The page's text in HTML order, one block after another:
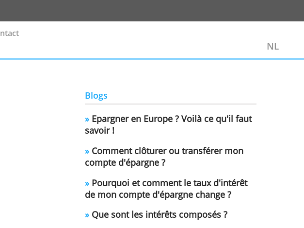
Q&A
Blogs
savoir !
»
compte d'épargne ?
»
Pourquoi et comment le taux
de mon compte d'épargne